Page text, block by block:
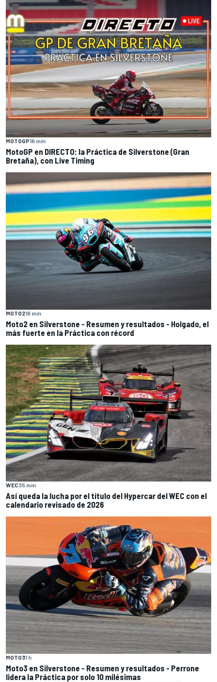
MOTOGP16 min
MotoGP en DIRECTO: la Práctica de Silverstone (Gran
Bretaña), con Live Timing
MOTO216 min
Moto2 en Silverstone - Resumen y resultados - Holgado, el
más fuerte en la Práctica con récord
WEC35 min
Así queda la lucha por el título del Hypercar del WEC con el
calendario revisado de 2026
MOTO31 h
Moto3 en Silverstone - Resumen y resultados - Perrone
lidera la Práctica por solo 10 milésimas